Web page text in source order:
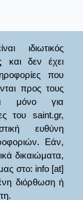
ιδιωτικός
και δεν έχει
που
προς τους
μόνο για
του saint.gr,
ευθύνη
Εάν,
δικαιώματα,
στο: info [at]
διόρθωση ή